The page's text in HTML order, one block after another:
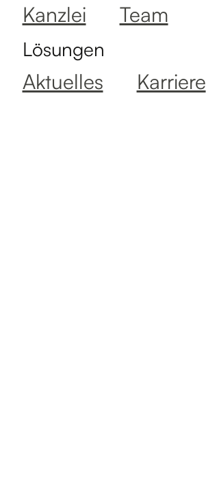
Kanzlei Team
Lösungen
Aktuelles Karriere